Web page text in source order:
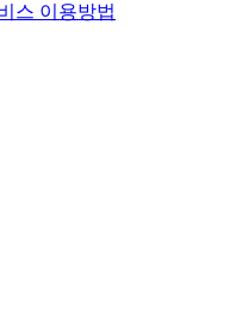
스 이용방법